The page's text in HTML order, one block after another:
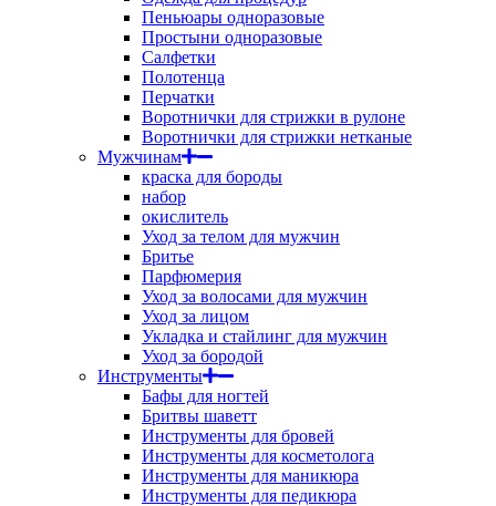
Пеньюары одноразовые
Простыни одноразовые
Салфетки
Полотенца
Перчатки
Воротнички для стрижки в рулоне
Воротнички для стрижки нетканые
Мужчинам
краска для бороды
набор
окислитель
Уход за телом для мужчин
Бритье
Парфюмерия
Уход за волосами для мужчин
Уход за лицом
Укладка и стайлинг для мужчин
Уход за бородой
Инструменты
Бафы для ногтей
Бритвы шаветт
Инструменты для бровей
Инструменты для косметолога
Инструменты для маникюра
Инструменты для педикюра